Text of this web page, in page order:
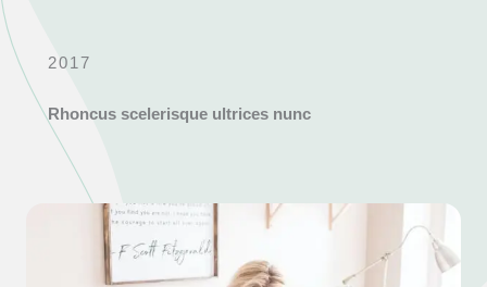
2017
Rhoncus scelerisque ultrices nunc